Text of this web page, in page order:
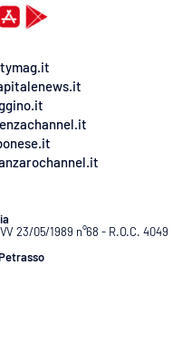
23/05/1989 n°68 - R.O.C. 4049